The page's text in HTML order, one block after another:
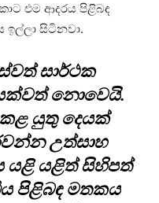
එම ආදරය පිළිබඳ
සිටිනවා.
සාර්ථක
නොවෙයි.
යුතු දෙයක්
උත්සාහ
යළිත් සිහිපත්
පිළිබඳ මතකය